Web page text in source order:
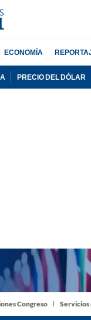
ECONOMÍA
PRECIO DEL DÓLAR
Congreso